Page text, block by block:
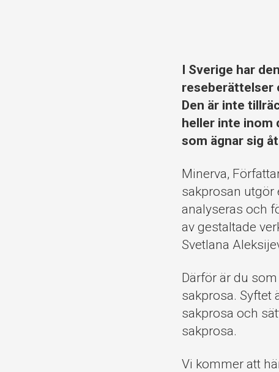
I Sverige har
reseberättelser
Den är inte
heller inte inom
som ägnar sig
Minerva,
sakprosan utgör
analyseras och
av gestaltade
Svetlana
Därför är du
sakprosa. Syftet
sakprosa och
sakprosa.
Vi kommer att